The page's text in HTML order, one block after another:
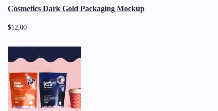
Cosmetics Dark Gold Packaging Mockup
$12.00